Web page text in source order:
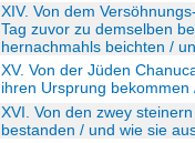
XIV. Von dem
Tag zuvor zu demselben
hernachmahls beichten /
XV. Von der Jüden
ihren Ursprung
XVI. Von den zwey
bestanden / und wie sie